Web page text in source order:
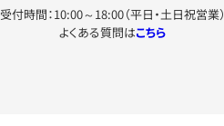
受付時間：10:00～18:00（平日・土日祝営業）
よくある質問はこちら